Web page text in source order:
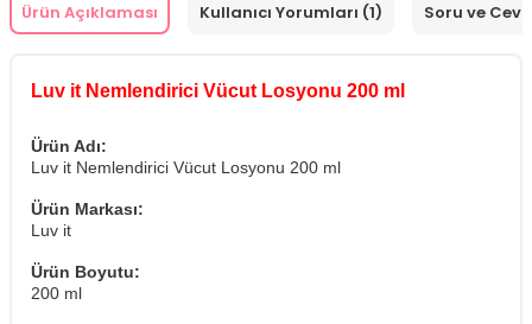
Ürün Açıklaması Kullanıcı Yorumları (1) Soru ve
Luv it Nemlendirici Vücut Losyonu 200 ml
Ürün Adı:
Luv it Nemlendirici Vücut Losyonu 200 ml
Ürün Markası:
Luv it
Ürün Boyutu:
200 ml